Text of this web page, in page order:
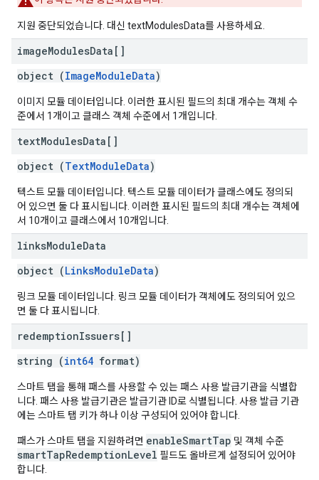
지원 중단되었습니다. 대신 textModulesData를 사용하세요.
imageModulesData[]
object (ImageModuleData)
이미지 모듈 데이터입니다. 이러한 표시된 필드의 최대 개수는 객체 수
준에서 1개이고 클래스 객체 수준에서 1개입니다.
textModulesData[]
object (TextModuleData)
텍스트 모듈 데이터입니다. 텍스트 모듈 데이터가 클래스에도 정의되
어 있으면 둘 다 표시됩니다. 이러한 표시된 필드의 최대 개수는 객체에
서 10개이고 클래스에서 10개입니다.
linksModuleData
object (LinksModuleData)
링크 모듈 데이터입니다. 링크 모듈 데이터가 객체에도 정의되어 있으
면 둘 다 표시됩니다.
redemptionIssuers[]
string (int64 format)
스마트 탭을 통해 패스를 사용할 수 있는 패스 사용 발급기관을 식별합
니다. 패스 사용 발급기관은 발급기관 ID로 식별됩니다. 사용 발급 기관
에는 스마트 탭 키가 하나 이상 구성되어 있어야 합니다.
패스가 스마트 탭을 지원하려면 enableSmartTap 및 객체 수준
smartTapRedemptionLevel 필드도 올바르게 설정되어 있어야
합니다.